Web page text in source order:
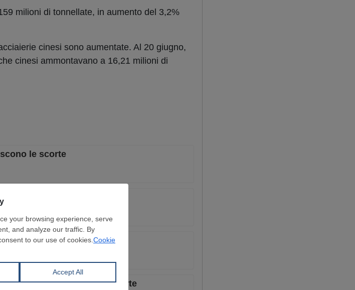
milioni di tonnellate, in aumento del 3,2%
cinesi sono aumentate. Al 20 giugno,
cinesi ammontavano a 16,21 milioni di
le scorte
le scorte
del 2026
diminuiscono anche le scorte